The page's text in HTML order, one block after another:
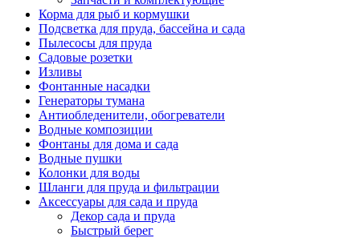
Корма для рыб и кормушки
Подсветка для пруда, бассейна и сада
Пылесосы для пруда
Садовые розетки
Изливы
Фонтанные насадки
Генераторы тумана
Антиобледенители, обогреватели
Водные композиции
Фонтаны для дома и сада
Водные пушки
Колонки для воды
Шланги для пруда и фильтрации
Аксессуары для сада и пруда
Декор сада и пруда
Быстрый берег